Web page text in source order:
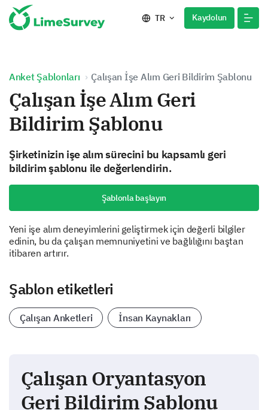
TR Kaydolun
Anket Şablonları Çalışan İşe Alım Geri Bildirim Şablonu
Çalışan İşe Alım Geri
Bildirim Şablonu
Şirketinizin işe alım sürecini bu kapsamlı geri
bildirim şablonu ile değerlendirin.
Şablonla başlayın
Yeni işe alım deneyimlerini geliştirmek için değerli bilgiler
edinin, bu da çalışan memnuniyetini ve bağlılığını baştan
itibaren artırır.
Şablon etiketleri
Çalışan Anketleri İnsan Kaynakları
Çalışan Oryantasyon
Geri Bildirim Şablonu